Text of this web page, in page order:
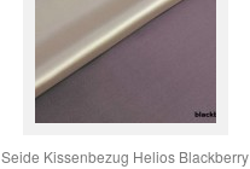
Seide Kissenbezug Helios Blackberry